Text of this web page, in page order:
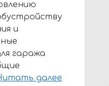
и
гаража
далее